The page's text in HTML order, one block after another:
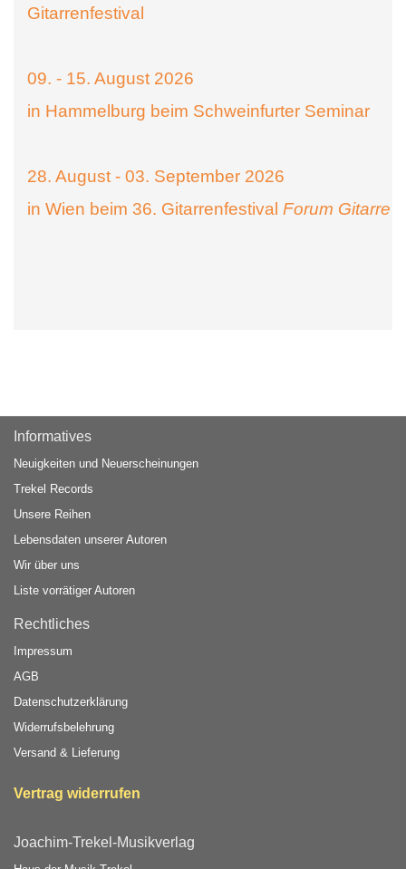
Gitarrenfestival
09. - 15. August 2026
in Hammelburg beim Schweinfurter Seminar
28. August - 03. September 2026
in Wien beim 36. Gitarrenfestival Forum Gitarre
Informatives
Neuigkeiten und Neuerscheinungen
Trekel Records
Unsere Reihen
Lebensdaten unserer Autoren
Wir über uns
Liste vorrätiger Autoren
Rechtliches
Impressum
AGB
Datenschutzerklärung
Widerrufsbelehrung
Versand & Lieferung
Vertrag widerrufen
Joachim-Trekel-Musikverlag